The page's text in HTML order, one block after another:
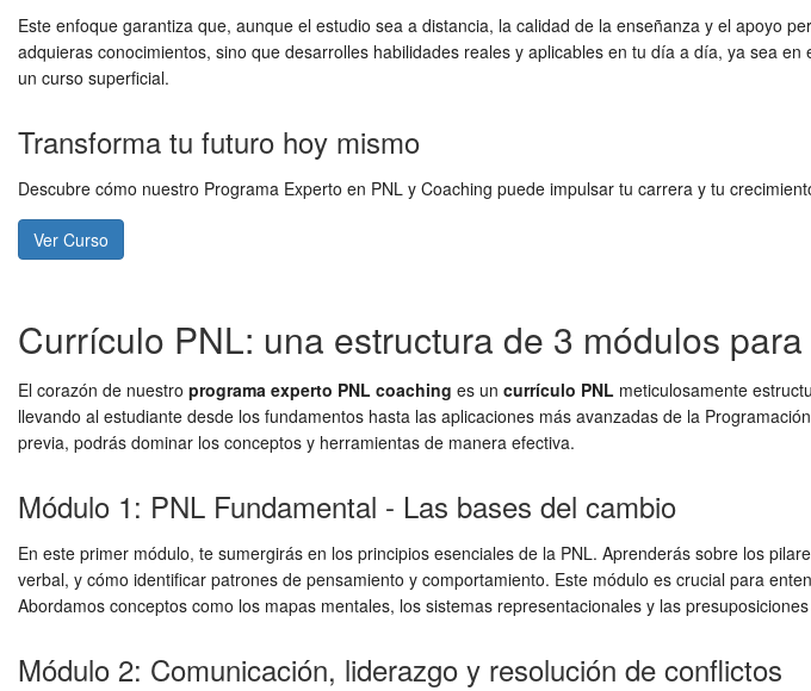
Este enfoque garantiza que, aunque el estudio sea a distancia, la calidad de la enseñanza y el apoyo
adquieras conocimientos, sino que desarrolles habilidades reales y aplicables en tu día a día, ya sea
un curso superficial.
Transforma tu futuro hoy mismo
Descubre cómo nuestro Programa Experto en PNL y Coaching puede impulsar tu carrera y tu
Ver Curso
Currículo PNL: una estructura de 3 módulos
El corazón de nuestro programa experto PNL coaching es un currículo PNL meticulosamente
llevando al estudiante desde los fundamentos hasta las aplicaciones más avanzadas de la
previa, podrás dominar los conceptos y herramientas de manera efectiva.
Módulo 1: PNL Fundamental - Las bases del cambio
En este primer módulo, te sumergirás en los principios esenciales de la PNL. Aprenderás sobre los
verbal, y cómo identificar patrones de pensamiento y comportamiento. Este módulo es crucial para
Abordamos conceptos como los mapas mentales, los sistemas representacionales y las
Módulo 2: Comunicación, liderazgo y resolución de conflictos